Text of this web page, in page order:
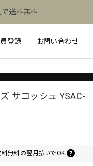
送料無料
登録 お問い合わせ
サコッシュ YSAC-
料無料の翌月払いでOK